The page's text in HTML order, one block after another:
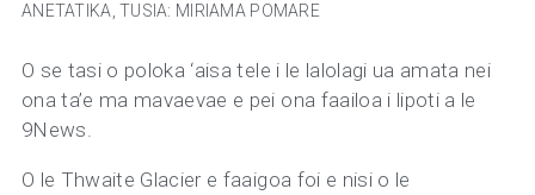
ANETATIKA,TUSIA: MIRIAMA POMARE
O se tasi o poloka ‘aisa tele i le lalolagi ua amata nei
ona ta’e ma mavaevae e pei ona faailoa i lipoti a le
9News.
O le Thwaite Glacier e faaigoa foi e nisi o le